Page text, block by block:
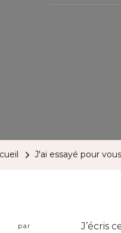
J'ai essayé pour vous
par
J’écris